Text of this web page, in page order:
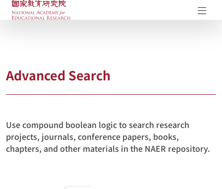
NAER Research Repository
Advanced Search
Use compound boolean logic to search research
projects, journals, conference papers, books,
chapters, and other materials in the NAER repository.